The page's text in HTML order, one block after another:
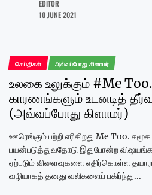
EDITOR
10 JUNE 2021
செய்திகள் அவ்வப்போது கிளாமர்
உலகை உலுக்கும் #Me
காரணங்களும் உடனடித்
(அவ்வப்போது கிளாமர்)
ஊரெங்கும் பற்றி எரிகிறது Me Too.
பயன்படுத்துவதோடு இதுபோன்ற
ஏற்படும் விளைவுகளை எதிர்கொள்ள
வழியாகத் தனது வலிகளைப் பகிர்ந்து...